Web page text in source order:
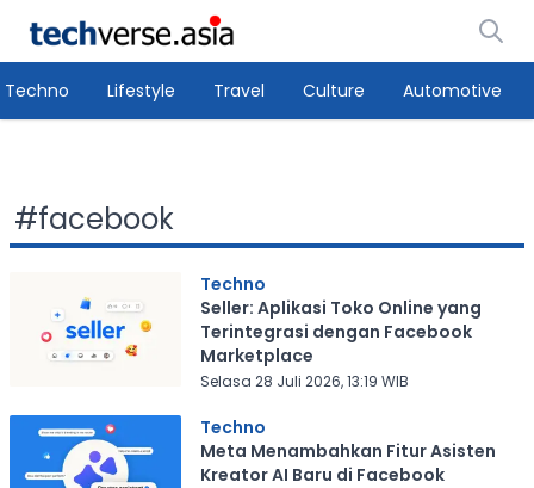
Techno Lifestyle Travel Culture Automotive
#facebook
Techno
Seller: Aplikasi Toko Online yang
Terintegrasi dengan Facebook
Marketplace
Selasa 28 Juli 2026, 13:19 WIB
Techno
Meta Menambahkan Fitur Asisten
Kreator AI Baru di Facebook